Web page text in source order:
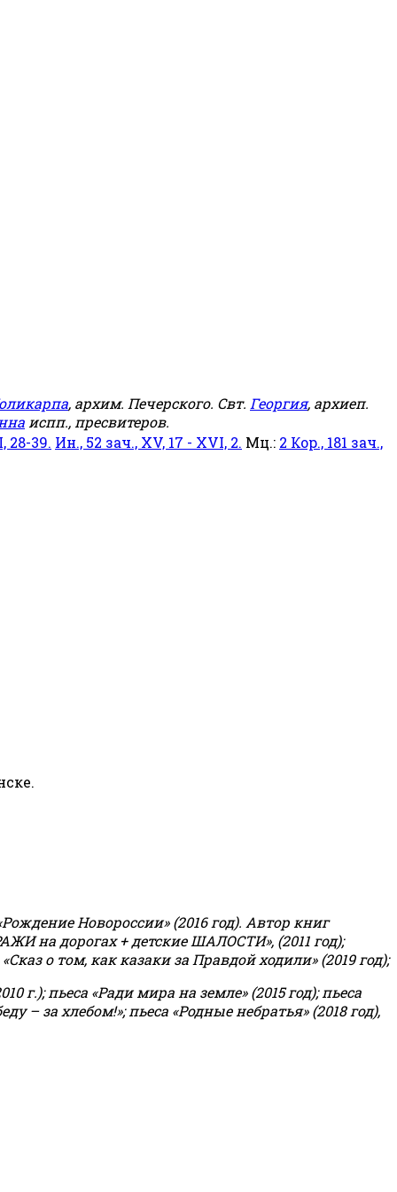
, архим. Печерского. Свт. Георгия, архиеп.
испп., пресвитеров.
28-39. Ин., 52 зач., XV, 17 - XVI, 2. Мц.: 2 Кор., 181 зач.,
Новороссии» (2016 год). Автор книг
на дорогах + детские ШАЛОСТИ», (2011 год);
о том, как казаки за Правдой ходили» (2019 год);
г.); пьеса «Ради мира на земле» (2015 год); пьеса
– за хлебом!»;пьеса «Родные небратья» (2018 год),